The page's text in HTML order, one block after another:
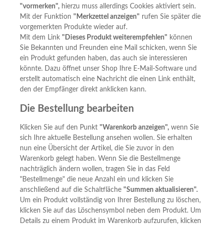
"vormerken", hierzu muss allerdings Cookies aktiviert sein.
Mit der Funktion "Merkzettel anzeigen" rufen Sie später die
vorgemerkten Produkte wieder auf.
Mit dem Link "Dieses Produkt weiterempfehlen" können
Sie Bekannten und Freunden eine Mail schicken, wenn Sie
ein Produkt gefunden haben, das auch sie interessieren
könnte. Dazu öffnet unser Shop Ihre E-Mail-Software und
erstellt automatisch eine Nachricht die einen Link enthält,
den der Empfänger direkt anklicken kann.
Die Bestellung bearbeiten
Klicken Sie auf den Punkt "Warenkorb anzeigen", wenn Sie
sich Ihre aktuelle Bestellung ansehen wollen. Sie erhalten
nun eine Übersicht der Artikel, die Sie zuvor in den
Warenkorb gelegt haben. Wenn Sie die Bestellmenge
nachträglich ändern wollen, tragen Sie in das Feld
"Bestellmenge" die neue Anzahl ein und klicken Sie
anschließend auf die Schaltfläche "Summen aktualisieren".
Um ein Produkt vollständig von Ihrer Bestellung zu löschen,
klicken Sie auf das Löschensymbol neben dem Produkt. Um
Details zu einem Produkt im Warenkorb aufzurufen, klicken